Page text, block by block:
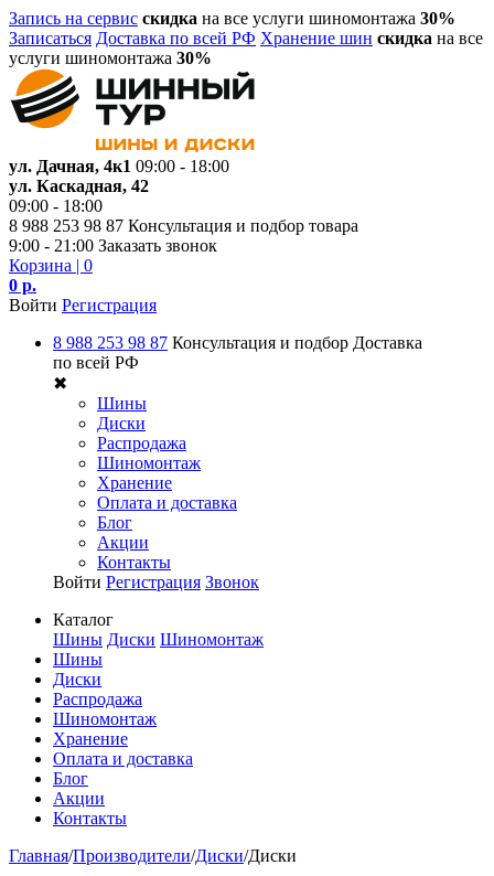
Запись на сервис скидка на все услуги шиномонтажа 30%
Записаться Доставка по всей РФ Хранение шин скидка на все
услуги шиномонтажа 30%
ул. Дачная, 4к1 09:00 - 18:00
ул. Каскадная, 42
09:00 - 18:00
8 988 253 98 87 Консультация и подбор товара
9:00 - 21:00 Заказать звонок
Корзина | 0
0 р.
Войти Регистрация
8 988 253 98 87 Консультация и подбор Доставка
по всей РФ
✖
Шины
Диски
Распродажа
Шиномонтаж
Хранение
Оплата и доставка
Блог
Акции
Контакты
Войти Регистрация Звонок
Каталог
Шины Диски Шиномонтаж
Шины
Диски
Распродажа
Шиномонтаж
Хранение
Оплата и доставка
Блог
Акции
Контакты
Главная/Производители/Диски/Диски